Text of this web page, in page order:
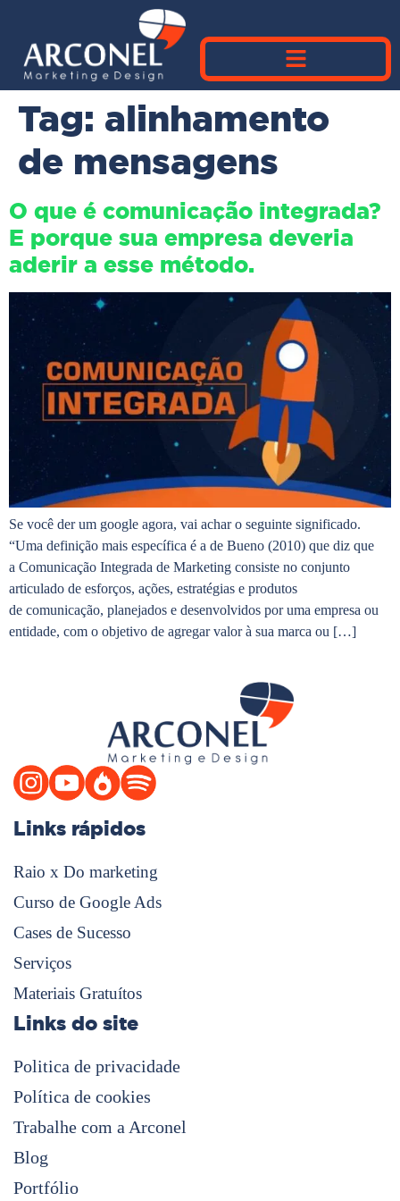
Tag: alinhamento
de mensagens
O que é comunicação integrada?
E porque sua empresa deveria
aderir a esse método.
Se você der um google agora, vai achar o seguinte significado.
“Uma definição mais específica é a de Bueno (2010) que diz que
a Comunicação Integrada de Marketing consiste no conjunto
articulado de esforços, ações, estratégias e produtos
de comunicação, planejados e desenvolvidos por uma empresa ou
entidade, com o objetivo de agregar valor à sua marca ou […]
Links rápidos
Raio x Do marketing
Curso de Google Ads
Cases de Sucesso
Serviços
Materiais Gratuítos
Links do site
Politica de privacidade
Política de cookies
Trabalhe com a Arconel
Blog
Portfólio